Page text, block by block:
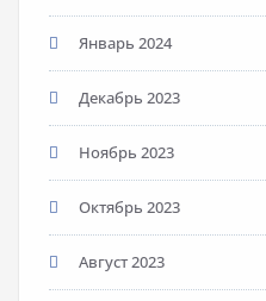
Январь 2024
Декабрь 2023
Ноябрь 2023
Октябрь 2023
Август 2023